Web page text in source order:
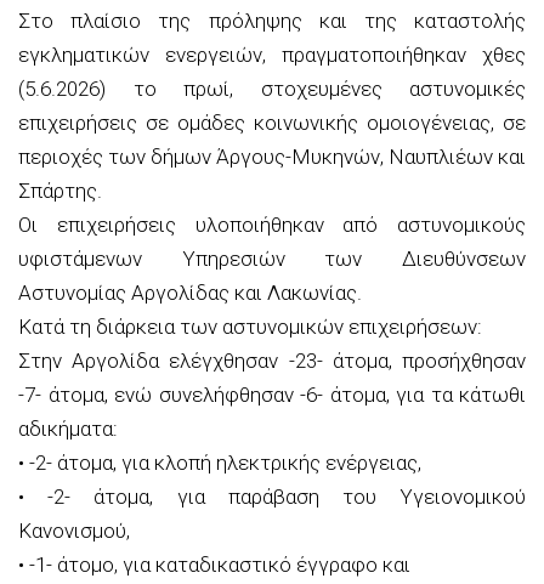
Στο πλαίσιο της πρόληψης και της καταστολής
εγκληματικών ενεργειών, πραγματοποιήθηκαν χθες
(5.6.2026) το πρωί, στοχευμένες αστυνομικές
επιχειρήσεις σε ομάδες κοινωνικής ομοιογένειας, σε
περιοχές των δήμων Άργους-Μυκηνών, Ναυπλιέων και
Σπάρτης.
Οι επιχειρήσεις υλοποιήθηκαν από αστυνομικούς
υφιστάμενων Υπηρεσιών των Διευθύνσεων
Αστυνομίας Αργολίδας και Λακωνίας.
Κατά τη διάρκεια των αστυνομικών επιχειρήσεων:
Στην Αργολίδα ελέγχθησαν -23- άτομα, προσήχθησαν
-7- άτομα, ενώ συνελήφθησαν -6- άτομα, για τα κάτωθι
αδικήματα:
• -2- άτομα, για κλοπή ηλεκτρικής ενέργειας,
• -2- άτομα, για παράβαση του Υγειονομικού
Κανονισμού,
• -1- άτομο, για καταδικαστικό έγγραφο και